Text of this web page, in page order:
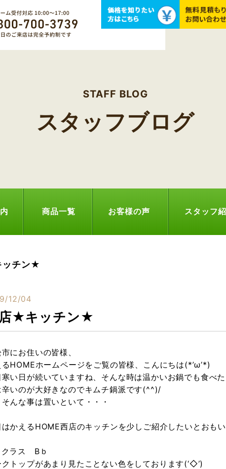
STAFF BLOG
スタッフブログ
商品一覧 お客様の声 スタッフ
チン★
12/04
★キッチン★
にお住いの皆様、
HOMEホームページをご覧の皆様、こんにちは(*’ω’*)
い日が続いていますね、そんな時は温かいお鍋でも食べた
辛いのが大好きなのでキムチ鍋派です(^^)/
そんな事は置いといて・・・
かえるHOME西店のキッチンを少しご紹介したいとおもい
ラス Bｂ
クトップがあまり見たことない色をしております(‘◇’)ゞ